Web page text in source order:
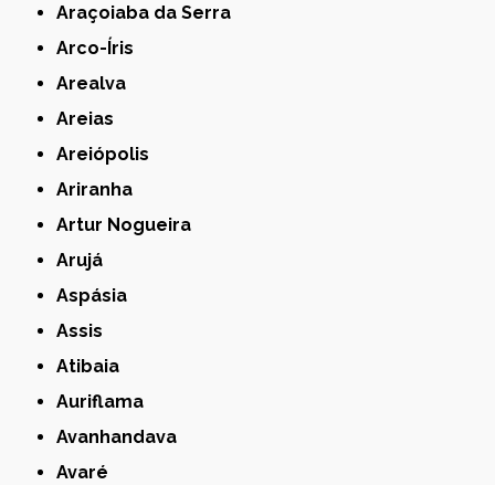
Araçoiaba da Serra
Arco-Íris
Arealva
Areias
Areiópolis
Ariranha
Artur Nogueira
Arujá
Aspásia
Assis
Atibaia
Auriflama
Avanhandava
Avaré